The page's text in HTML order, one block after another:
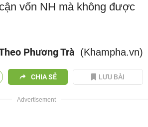
vốn NH mà không được
Phương Trà (Khampha.vn)
CHIA SẺ LƯU BÀI